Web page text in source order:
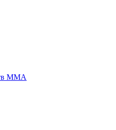
ММА